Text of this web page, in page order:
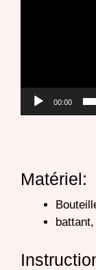
00:00
Matériel: